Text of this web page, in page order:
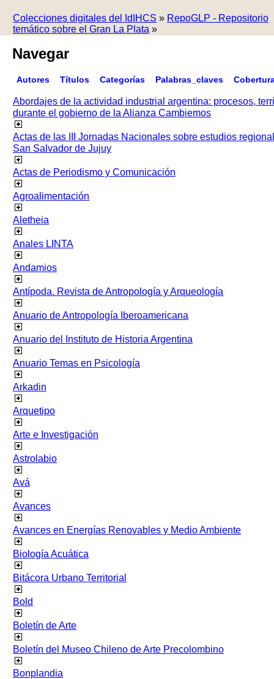
Colecciones digitales del IdIHCS » RepoGLP - Repositorio
temático sobre el Gran La Plata »
Navegar
Autores Títulos Categorías Palabras_claves
Abordajes de la actividad industrial argentina: procesos,
durante el gobierno de la Alianza Cambiemos
Actas de las III Jornadas Nacionales sobre estudios
San Salvador de Jujuy
Actas de Periodismo y Comunicación
Agroalimentación
Aletheia
Anales LINTA
Andamios
Antípoda. Revista de Antropología y Arqueología
Anuario de Antropología Iberoamericana
Anuario del Instituto de Historia Argentina
Anuario Temas en Psicología
Arkadin
Arquetipo
Arte e Investigación
Astrolabio
Avá
Avances
Avances en Energías Renovables y Medio Ambiente
Biología Acuática
Bitácora Urbano Territorial
Bold
Boletín de Arte
Boletín del Museo Chileno de Arte Precolombino
Bonplandia